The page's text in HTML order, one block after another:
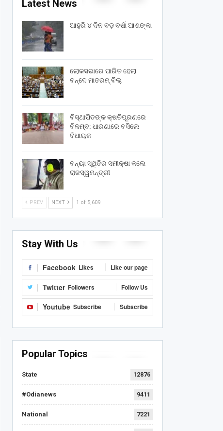
Latest News
ଆହୁରି ୪ ଦିନ ବଡ଼ ବର୍ଷା ଆଶଙ୍କା
ଲୋକସଭାରେ ପାରିତ ହେଲା
ବନ୍ଦେ ମାତରମ୍‌ ବିଲ୍‌
ବିସ୍ଥାପିତଙ୍କ କ୍ଷତିପୂରଣରେ
ବିଳମ୍ବ: ଧାରଣାରେ ବସିଲେ
ବିଧାୟକ
ବନ୍ୟା ସ୍ଥିତିର ସମୀକ୍ଷା କଲେ
ରାଜସ୍ୱମନ୍ତ୍ରୀ
PREV NEXT 1 of 5,609
Stay With Us
Facebook Likes Like our page
Twitter Followers Follow Us
Youtube Subscribe Subscribe
Popular Topics
State 12876
#Odianews 9411
National 7221